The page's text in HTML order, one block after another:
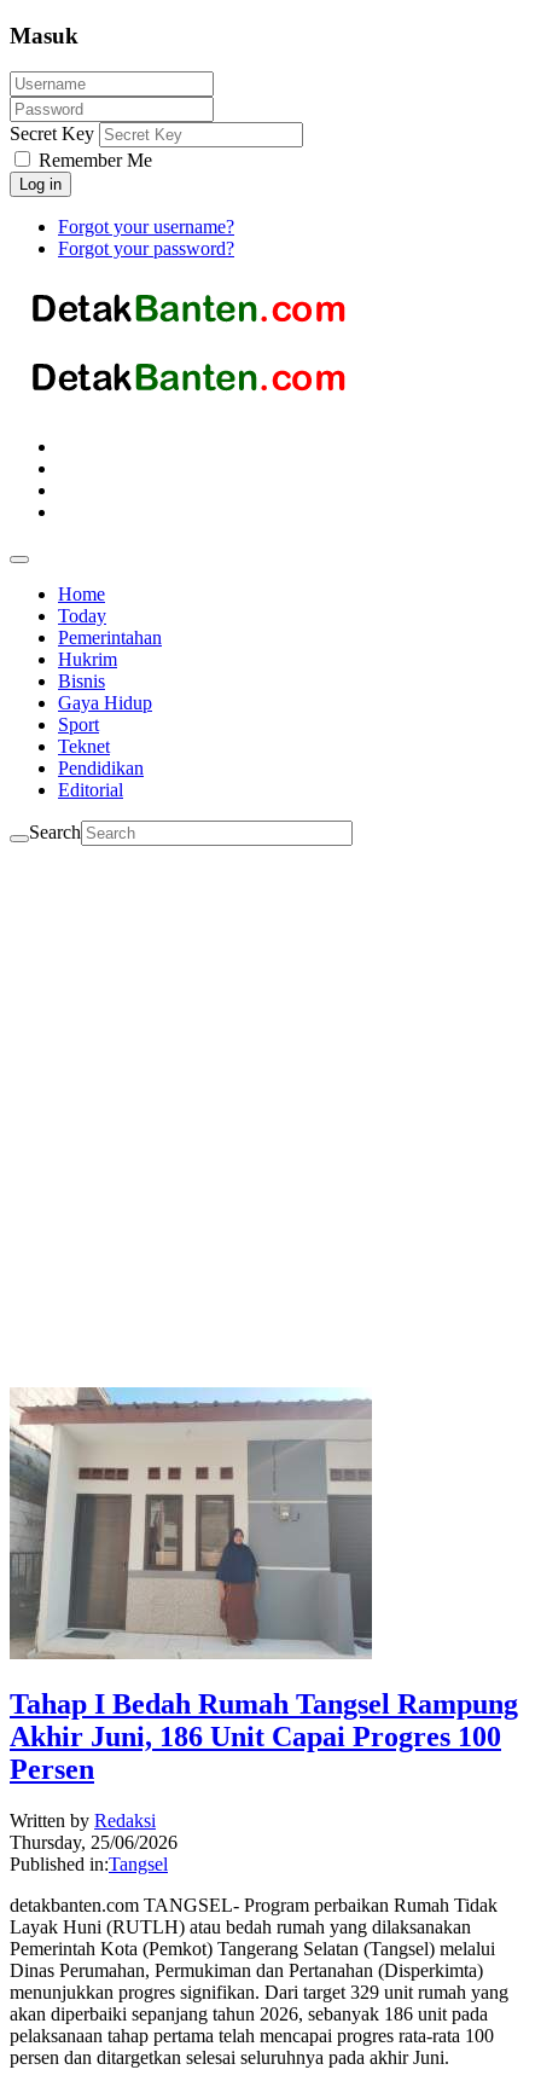
Masuk
Secret Key
Remember Me
Log in
Forgot your username?
Forgot your password?
Home
Today
Pemerintahan
Hukrim
Bisnis
Gaya Hidup
Sport
Teknet
Pendidikan
Editorial
Search
Tahap I Bedah Rumah Tangsel Rampung
Akhir Juni, 186 Unit Capai Progres 100
Persen
Written by Redaksi
Thursday, 25/06/2026
Published in:Tangsel
detakbanten.com TANGSEL- Program perbaikan Rumah Tidak
Layak Huni (RUTLH) atau bedah rumah yang dilaksanakan
Pemerintah Kota (Pemkot) Tangerang Selatan (Tangsel) melalui
Dinas Perumahan, Permukiman dan Pertanahan (Disperkimta)
menunjukkan progres signifikan. Dari target 329 unit rumah yang
akan diperbaiki sepanjang tahun 2026, sebanyak 186 unit pada
pelaksanaan tahap pertama telah mencapai progres rata-rata 100
persen dan ditargetkan selesai seluruhnya pada akhir Juni.